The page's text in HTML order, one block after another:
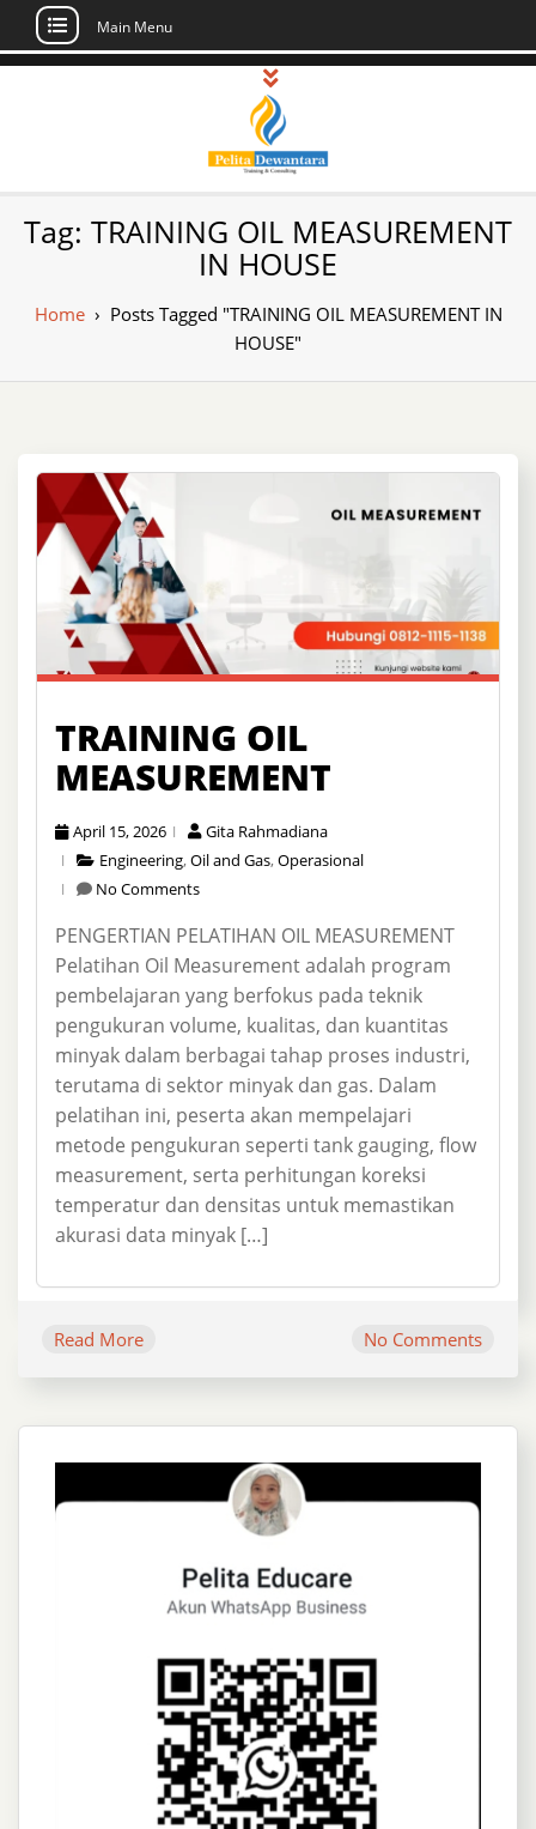
Skip
Main Menu
Pusat Pelatihan
dan Sertifikasi –
Daftar Training
Indonesia
Sertifikasi di Indonesia
Tag: TRAINING OIL MEASUREMENT
IN HOUSE
Home› Posts Tagged "TRAINING OIL MEASUREMENT IN
HOUSE"
TRAINING OIL
MEASUREMENT
April 15, 2026
Gita Rahmadiana
Engineering,Oil and Gas,Operasional
No Comments
PENGERTIAN PELATIHAN OIL MEASUREMENT
Pelatihan Oil Measurement adalah program
pembelajaran yang berfokus pada teknik
pengukuran volume, kualitas, dan kuantitas
minyak dalam berbagai tahap proses industri,
terutama di sektor minyak dan gas. Dalam
pelatihan ini, peserta akan mempelajari
metode pengukuran seperti tank gauging, flow
measurement, serta perhitungan koreksi
temperatur dan densitas untuk memastikan
akurasi data minyak […]
Read More No Comments